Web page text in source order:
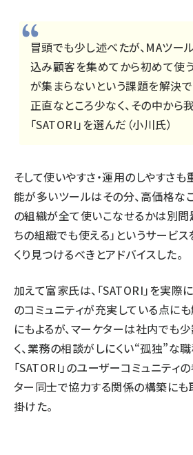
冒頭でも少し述べたが、MAツー
込み顧客を集めてから初めて使う
が集まらないという課題を解決
正直なところ少なく、その中から
「SATORI」を選んだ（小川氏）
そして使いやすさ・運用のしやすさも
能が多いツールはその分、高価格な
の組織が全て使いこなせるかは別問
ちの組織でも使える」というサービス
くり見つけるべきとアドバイスした。
加えて富家氏は、「SATORI」を実際
のコミュニティが充実している点に
にもよるが、マーケターは社内でも
く、業務の相談がしにくい“孤独”な職
「SATORI」のユーザーコミュニティ
ター同士で協力する関係の構築にも
掛けた。